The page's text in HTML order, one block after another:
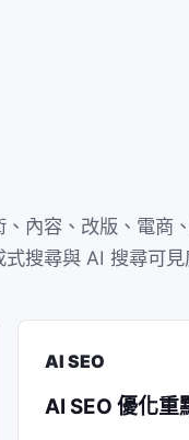
、內容、改版、電
搜尋與 AI 搜尋可見
AI SEO
AI SEO 優化重